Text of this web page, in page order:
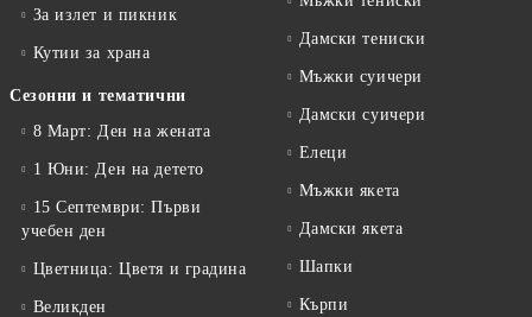
За излет и пикник
Кутии за храна
Сезонни и тематични
8 Март: Ден на жената
1 Юни: Ден на детето
15 Септември: Първи
учебен ден
Цветница: Цветя и градина
Великден
Дамски тениски
Мъжки суичери
Дамски суичери
Елеци
Мъжки якета
Дамски якета
Шапки
Кърпи